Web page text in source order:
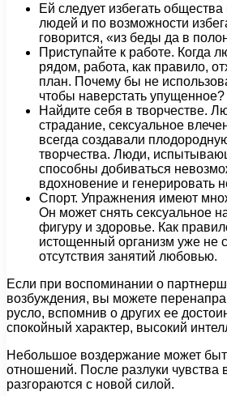
Ей следует избегать
людей и по возможности
говорится, «из беды да в
Приступайте к работе. Когда
рядом, работа, как правило,
план. Почему бы не
чтобы наверстать упущенное?
Найдите себя в творчестве.
страдание, сексуальное
всегда создавали
творчества. Люди,
способны добиваться
вдохновение и генерировать
Спорт. Упражнения имеют
Он может снять сексуальное
фигуру и здоровье. Как
истощенный организм уже не
отсутствия занятий любовью.
Если при воспоминании о
возбуждения, вы можете
русло, вспомнив о других ее
спокойный характер, высокий
Небольшое воздержание может
отношений. После разлуки
разгораются с новой силой.